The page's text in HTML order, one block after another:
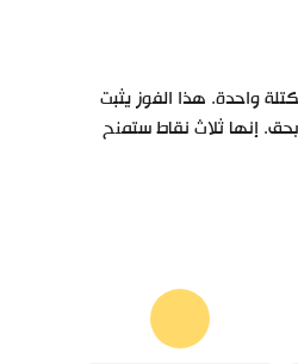
واحدة. هذا الفوز يثبت
إنها ثلاث نقاط ستمنح